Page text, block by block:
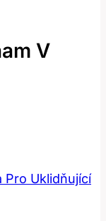
V
Pro Uklidňující